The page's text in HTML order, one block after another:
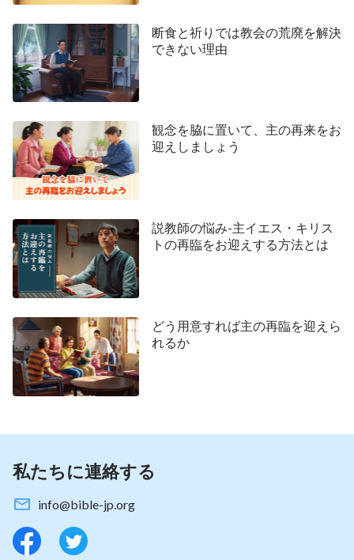
べき、心優しい、尊敬すべき救い主、人に対して決
して激怒せず、決して人を非難しない救い主である
ことを望んでいる。この救い主は人の罪のすべてを
赦し、引き受け、人のためにもう一度十字架上で死
にさえする。イエスが旅立って以来、彼に従った使
徒たちや、彼の名前のおかげで救われたすべての聖
徒はイエスを切望し待っている。恵みの時代にイエ
ス・キリストの恵みによって救われた人々はすべ
て、終わりの日の喜びに満ちたある日、救い主イエ
スが白い雲に乗って到着し、人々のもとに現れる日
をずっと待ち焦がれている。もちろん、これは今日
救い主イエスの名前を受け入れるすべての人々が共
有する望みでもある。全世界のあらゆる場所で、救
て、イエス・キリストが突然到来し、「わたしは旅
立った時とまったく同じようにやって来る」と地上
で言った言葉を実現させることを心底切望してい
る。磔刑と復活の後、イエスは白い雲に乗って天に
戻るとき乗った雲を指している）何千年もの間イエ
ろうこと、イエスはユダヤ人の姿をし、ユダヤ人の
衣服を身に着けているであろうことを人は心に描い
断食と祈りでは教会の荒廃を解決
できない理由
観念を脇に置いて、主の再来をお
迎えしましょう
説教師の悩み-主イエス・キリス
トの再臨をお迎えする方法とは
どう用意すれば主の再臨を迎えら
れるか
私たちに連絡する
info@bible-jp.org